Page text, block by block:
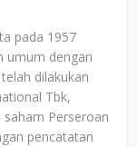
pada 1957
umum dengan
dilakukan
Tbk,
Perseroan
pencatatan